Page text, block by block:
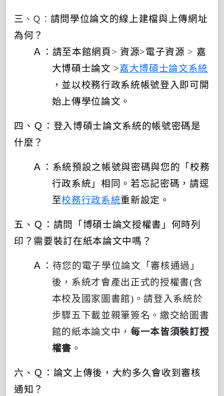
三 、Ｑ： 請問學位論文的線上建檔與上傳網址
為何？
Ａ：請至本館網頁>資源>電子資源 > 嘉
大博碩士論文 >嘉大博碩士論文系統
，並以校務行政系統帳號登入即可開
始上傳學位論文。
四、Ｑ：登入博碩士論文系統的帳號密碼是
什麼？
Ａ： 系統預設之帳號與密碼與您的「校務
行政系統」相同。 若忘記密碼，請逕
至校務行政系統重新設定。
五、Ｑ：請問「博碩士論文授權書」何時列
印？需要裝訂在紙本論文中嗎？
Ａ： 待您的電子學位論文「審核通過」
後，系統才會產出正式的授權書(含
本校及國家圖書館)。請登入系統於
步驟五下載並親筆簽名。繳交給圖書
館的紙本論文中， 每一本皆須裝訂授
權書 。
六、Ｑ：論文上傳後，大約多久會收到審核
通知？